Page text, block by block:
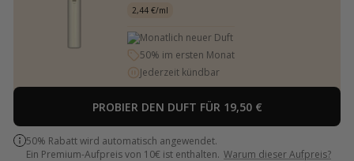
2,44 €/ml
Monatlich neuer Duft
50% im ersten Monat
Jederzeit kündbar
PROBIER DEN DUFT FÜR 19,50 €
50% Rabatt wird automatisch angewendet.
Ein Premium-Aufpreis von 10€ ist enthalten. Warum dieser Aufpreis?